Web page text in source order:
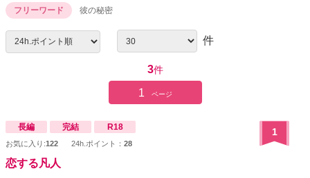
フリーワード 彼の秘密
件
3件
1 ページ
長編 完結 R18
お気に入り:122 24h.ポイント： 28
1
恋する凡人